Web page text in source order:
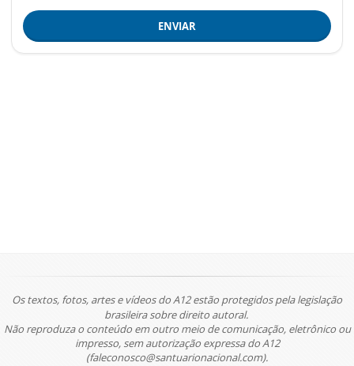
ENVIAR
Os textos, fotos, artes e vídeos do A12 estão protegidos pela legislação
brasileira sobre direito autoral.
Não reproduza o conteúdo em outro meio de comunicação, eletrônico ou
impresso, sem autorização expressa do A12
(faleconosco@santuarionacional.com).